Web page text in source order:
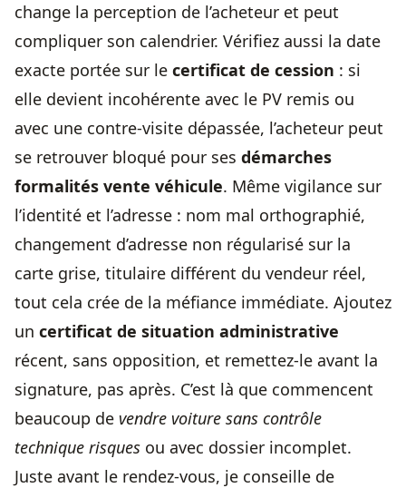
change la perception de l’acheteur et peut
compliquer son calendrier. Vérifiez aussi la date
exacte portée sur le certificat de cession : si
elle devient incohérente avec le PV remis ou
avec une contre-visite dépassée, l’acheteur peut
se retrouver bloqué pour ses démarches
formalités vente véhicule. Même vigilance sur
l’identité et l’adresse : nom mal orthographié,
changement d’adresse non régularisé sur la
carte grise, titulaire différent du vendeur réel,
tout cela crée de la méfiance immédiate. Ajoutez
un certificat de situation administrative
récent, sans opposition, et remettez-le avant la
signature, pas après. C’est là que commencent
beaucoup de vendre voiture sans contrôle
technique risques ou avec dossier incomplet.
Juste avant le rendez-vous, je conseille de